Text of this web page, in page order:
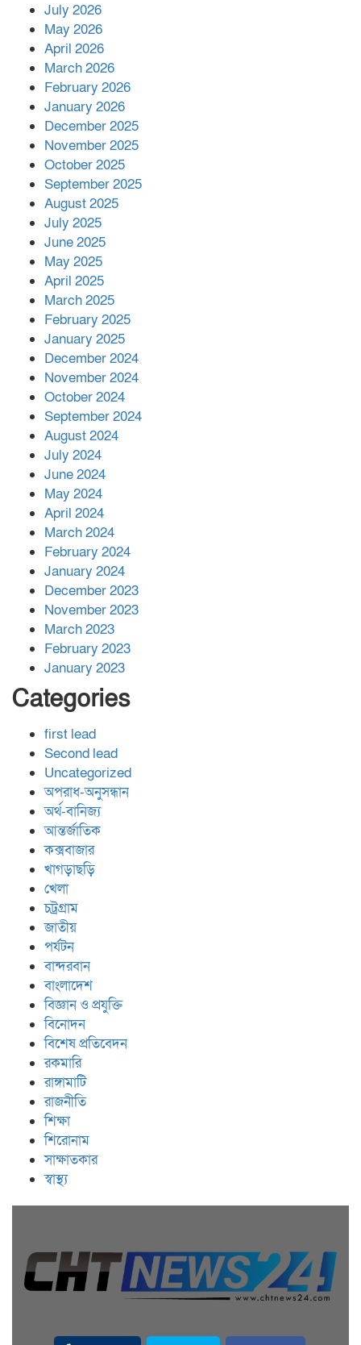
পর ফোন তারেক রহমানের,গ্যাস সঙ্কট
সহায়তা দিলেন সাচিং প্রু জেরী
July 2026
May 2026
April 2026
March 2026
February 2026
January 2026
December 2025
November 2025
October 2025
September 2025
August 2025
July 2025
June 2025
May 2025
April 2025
March 2025
February 2025
January 2025
December 2024
November 2024
October 2024
September 2024
August 2024
July 2024
June 2024
May 2024
April 2024
March 2024
February 2024
January 2024
December 2023
November 2023
March 2023
February 2023
January 2023
Categories
first lead
Second lead
Uncategorized
অপরাধ-অনুসন্ধান
অর্থ-বানিজ্য
আন্তর্জাতিক
কক্সবাজার
খাগড়াছড়ি
খেলা
চট্রগ্রাম
জাতীয়
পর্যটন
বান্দরবান
বাংলাদেশ
বিজ্ঞান ও প্রযুক্তি
বিনোদন
বিশেষ প্রতিবেদন
রকমারি
রাঙ্গামাটি
রাজনীতি
শিক্ষা
শিরোনাম
সাক্ষাতকার
স্বাস্থ্য